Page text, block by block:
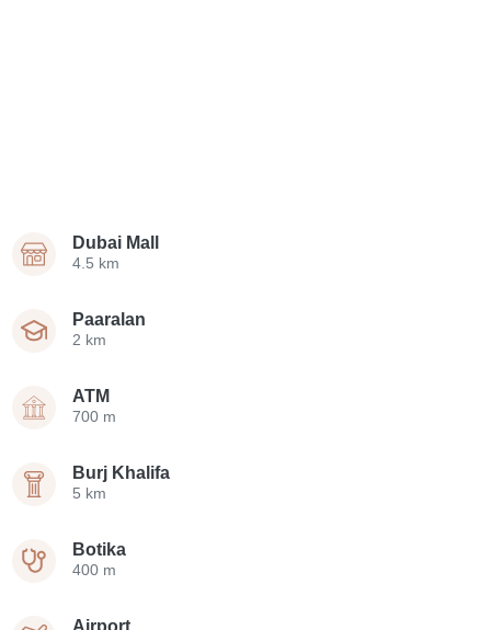
Dubai Mall
4.5 km
Paaralan
2 km
ATM
700 m
Burj Khalifa
5 km
Botika
400 m
Airport